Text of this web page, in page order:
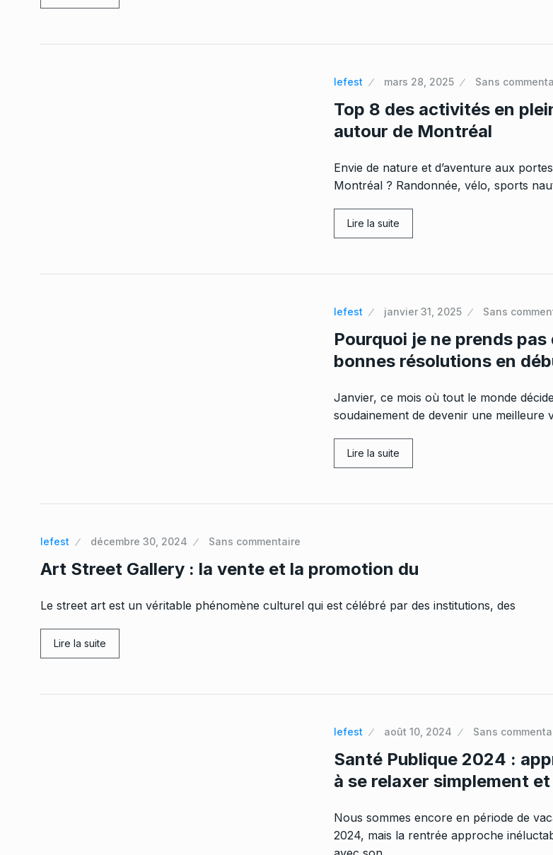
lefest mars 28, 2025 Sans
Top 8 des activités en
autour de Montréal
Envie de nature et d’aventure aux
Montréal ? Randonnée, vélo, sports
Lire la suite
lefest janvier 31, 2025 Sans
Pourquoi je ne prends pas
bonnes résolutions en
Janvier, ce mois où tout le monde décide
soudainement de devenir une meilleure
Lire la suite
lefest décembre 30, 2024 Sans commentaire
Art Street Gallery : la vente et la promotion du
Le street art est un véritable phénomène culturel qui est célébré par des institutions, des
Lire la suite
lefest août 10, 2024 Sans
Santé Publique 2024 :
à se relaxer simplement et
Nous sommes encore en période de
2024, mais la rentrée approche